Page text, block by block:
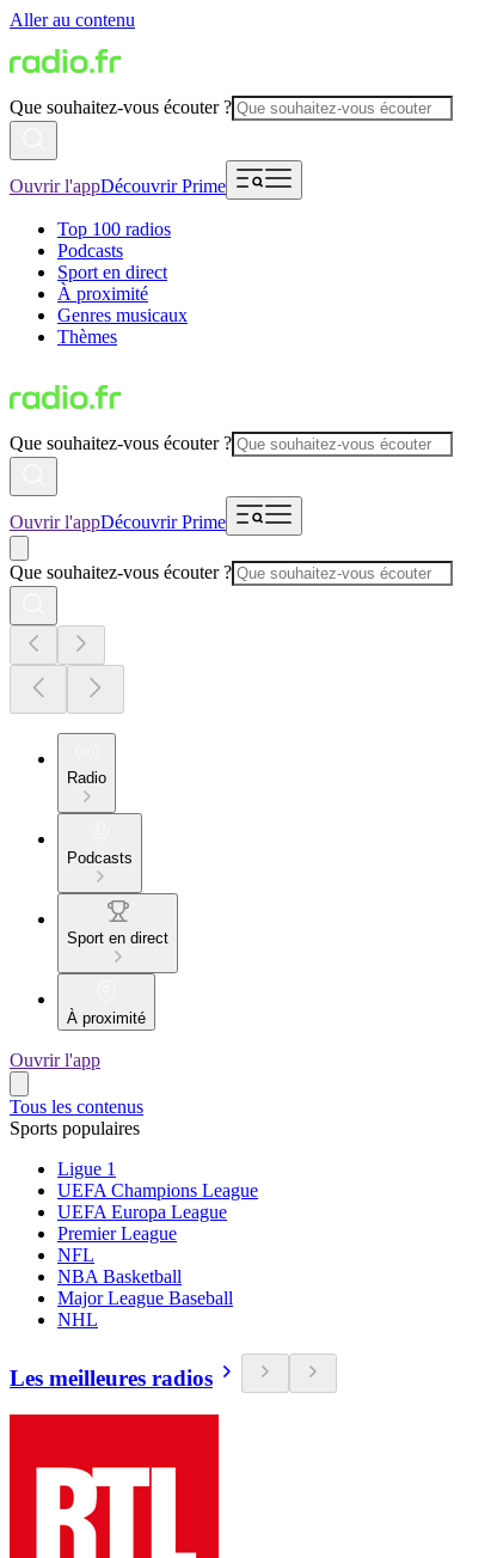
Aller au contenu
Que souhaitez-vous écouter ?
Ouvrir l'appDécouvrir Prime
Top 100 radios
Podcasts
Sport en direct
À proximité
Genres musicaux
Thèmes
Que souhaitez-vous écouter ?
Ouvrir l'appDécouvrir Prime
Que souhaitez-vous écouter ?
Radio
Podcasts
Sport en direct
À proximité
Ouvrir l'app
Tous les contenus
Sports populaires
Ligue 1
UEFA Champions League
UEFA Europa League
Premier League
NFL
NBA Basketball
Major League Baseball
NHL
Les meilleures radios